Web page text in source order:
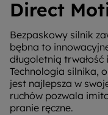
Direct
Bezpaskowy silnik
bębna to
długoletnią
Technologia silnika,
jest najlepsza w
ruchów pozwala
pranie ręczne.